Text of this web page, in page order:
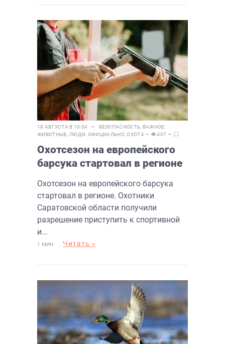
18 АВГУСТА В 10:04 — БЕЗОПАСНОСТЬ ВАЖНОЕ
ЖИВОТНЫЕ ЛЮДИ ОФИЦИАЛЬНО,ОХОТА — 👁 407 —
Охотсезон на европейского
барсука стартовал в регионе
Охотсезон на европейского барсука
стартовал в регионе. Охотники
Саратовской области получили
разрешение приступить к спортивной
и...
1 МИН Читать »